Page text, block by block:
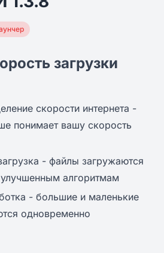
загрузки
скорости интернета -
понимает вашу скорость
- файлы загружаются
алгоритмам
- большие и маленькие
одновременно